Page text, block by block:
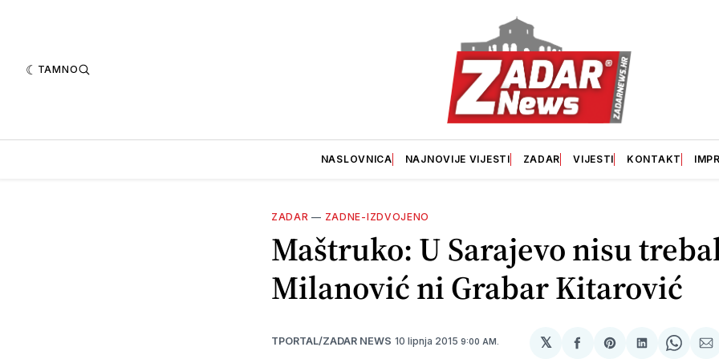
TAMNO
NASLOVNICA NAJNOVIJE VIJESTI ZADAR VIJESTI KONTAKT
ZADAR — ZADNE-IZDVOJENO
Maštruko: U Sarajevo nisu
Milanović ni Grabar Kitarović
TPORTAL/ZADAR NEWS 10 lipnja 2015 9:00 AM. 𝕏
podijeliSharepodijeliShare